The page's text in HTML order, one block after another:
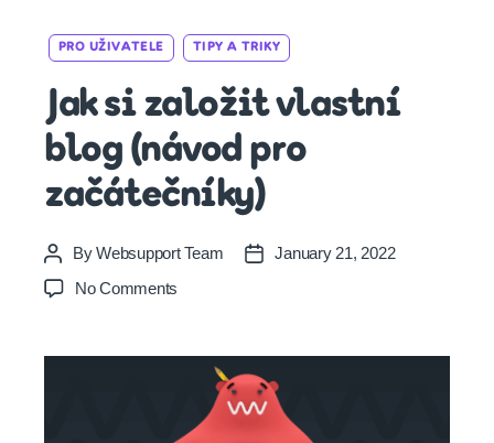
Categories
PRO UŽIVATELE TIPY A TRIKY
Jak si založit vlastní
blog (návod pro
začátečníky)
Post
author
ByWebsupport Team
PostJanuary 21, 2022
No Comments
založit
vlastní
(návod